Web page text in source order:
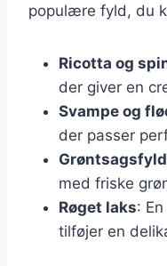
populære fyld, du
Ricotta og
der giver en
Svampe og
der passer
Grøntsagsfyld
med friske
Røget laks:
tilføjer en